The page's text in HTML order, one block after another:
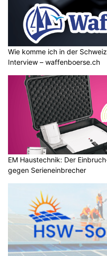
Wie komme ich in der
Interview – waffenboerse.ch
EM Haustechnik: Der
gegen Serieneinbrecher